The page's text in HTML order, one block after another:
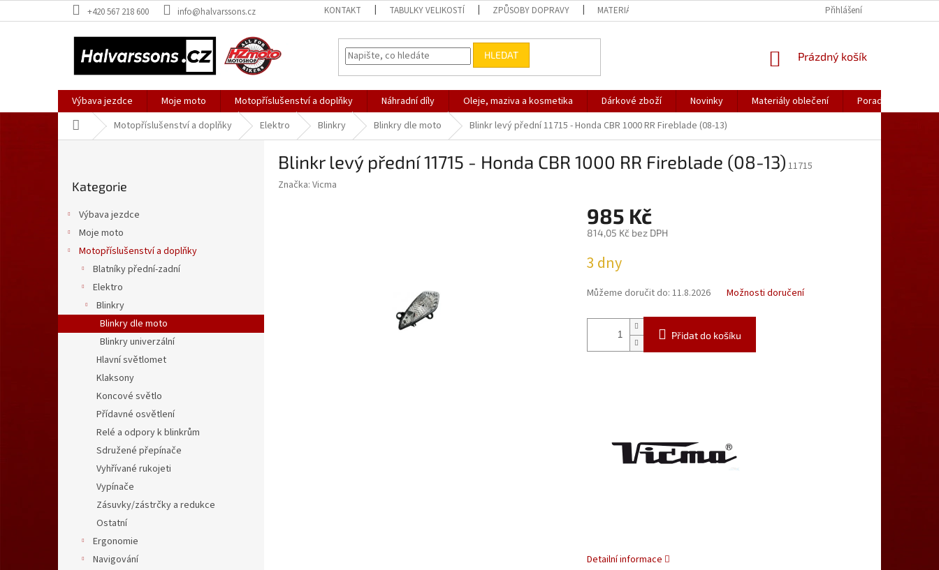
na
+420 567 218 600 info@halvarssons.cz KONTAKT TABULKY VELIKOSTÍ ZPŮSOBY DOPRAVY MATERIÁLY OBLEČENÍ KATALOGY (.PDF)Přihlášení
HLEDAT
NÁKUPNÍ
Prázdný košík
Výbava jezdce Moje moto Motopříslušenství a doplňky Náhradní díly Oleje, maziva a kosmetika Dárkové zboží Novinky Materiály oblečení Poradna
Domů Motopříslušenství a doplňky Elektro Blinkry Blinkry dle moto Blinkr levý přední 11715 - Honda CBR 1000 RR Fireblade (08-13)
n
e
kategorie
Kategorie
Výbava jezdce
Moje moto
Motopříslušenství a doplňky
Blatníky přední-zadní
Elektro
Blinkry
Blinkry dle moto
Blinkry univerzální
Hlavní světlomet
Klaksony
Koncové světlo
Přídavné osvětlení
Relé a odpory k blinkrům
Sdružené přepínače
Vyhřívané rukojeti
Vypínače
Zásuvky/zástrčky a redukce
Ostatní
Ergonomie
Navigování
Blinkr levý přední 11715 - Honda CBR 1000 RR Fireblade (08-13) 11715
Značka: Vicma
985 Kč
814,05 Kč bez DPH
cena:
3 dny
Můžeme doručit do: 11.8.2026 Možnosti doručení
Přidat do košíku
Detailní informace